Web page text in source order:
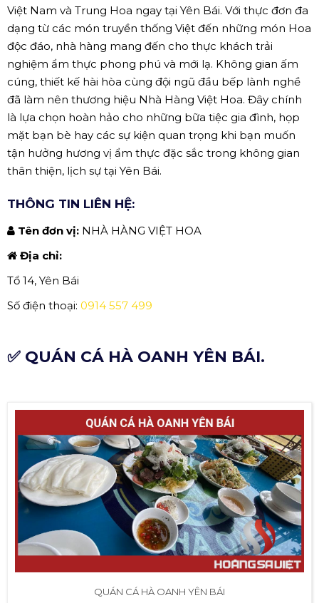
Việt Nam và Trung Hoa ngay tại Yên Bái. Với thực đơn đa
dạng từ các món truyền thống Việt đến những món Hoa
độc đáo, nhà hàng mang đến cho thực khách trải
nghiệm ẩm thực phong phú và mới lạ. Không gian ấm
cúng, thiết kế hài hòa cùng đội ngũ đầu bếp lành nghề
đã làm nên thương hiệu Nhà Hàng Việt Hoa. Đây chính
là lựa chọn hoàn hảo cho những bữa tiệc gia đình, họp
mặt bạn bè hay các sự kiện quan trọng khi bạn muốn
tận hưởng hương vị ẩm thực đặc sắc trong không gian
thân thiện, lịch sự tại Yên Bái.
THÔNG TIN LIÊN HỆ:
Tên đơn vị: NHÀ HÀNG VIỆT HOA
Địa chỉ:
Tổ 14, Yên Bái
Số điện thoại: 0914 557 499
✅ QUÁN CÁ HÀ OANH YÊN BÁI.
QUÁN CÁ HÀ OANH YÊN BÁI